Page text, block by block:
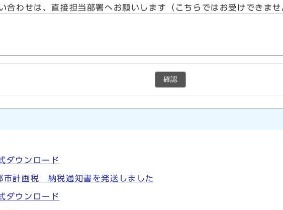
合わせは、直接担当部署へお願いします（こちらではお受けできま
確認
ダウンロード
計画税 納税通知書を発送しました
ダウンロード